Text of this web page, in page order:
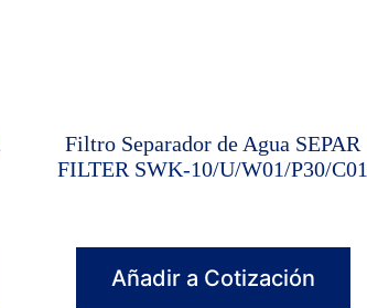
Filtro Separador de Agua SEPAR
FILTER SWK-10/U/W01/P30/C01
Añadir a Cotización